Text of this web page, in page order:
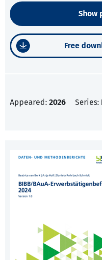
Show
Free
Appeared: 2026 Series: